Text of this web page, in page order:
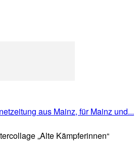
„Alte Kämpferinnen“